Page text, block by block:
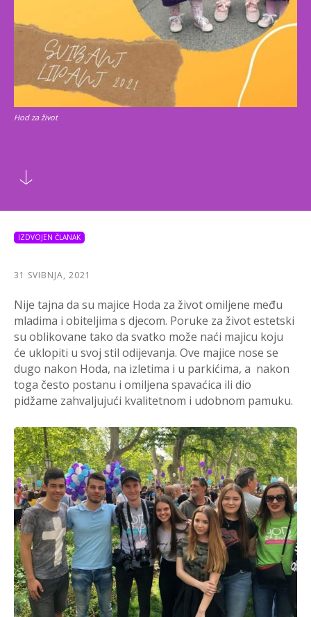
Hod za život
IZDVOJEN ČLANAK
31 SVIBNJA, 2021
Nije tajna da su majice Hoda za život omiljene među
mladima i obiteljima s djecom. Poruke za život estetski
su oblikovane tako da svatko može naći majicu koju
će uklopiti u svoj stil odijevanja. Ove majice nose se
dugo nakon Hoda, na izletima i u parkićima, a nakon
toga često postanu i omiljena spavaćica ili dio
pidžame zahvaljujući kvalitetnom i udobnom pamuku.